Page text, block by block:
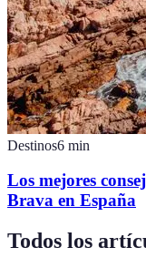
Destinos6 min
Los mejores
Brava en España
Todos los